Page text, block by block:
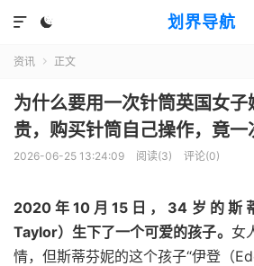
划界导航


资讯  正文
为什么要用一次针筒英国女
贵，购买针筒自己操作，竟一
2026-06-25 13:24:09 阅读(3) 评论(0)
2020年10月15日，34岁的斯
Taylor）生下了一个可爱的孩子。 女
情，但斯蒂芬妮的这个孩子“伊登（